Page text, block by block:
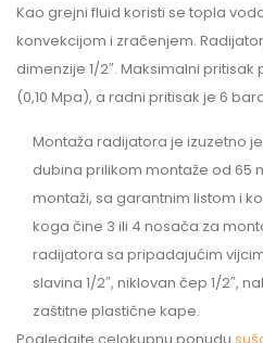
Kao grejni fluid koristi se topla
konvekcijom i zračenjem.
dimenzije 1/2″. Maksimalni pritisak
(0,10 Mpa), a radni pritisak je 6
Montaža radijatora je izuzetno
dubina prilikom montaže od 65
montaži, sa garantnim listom i
koga čine 3 ili 4 nosača za
radijatora sa pripadajućim
slavina 1/2″, niklovan čep 1/2″,
zaštitne plastične kape.
Pogledajte celokupnu ponudu